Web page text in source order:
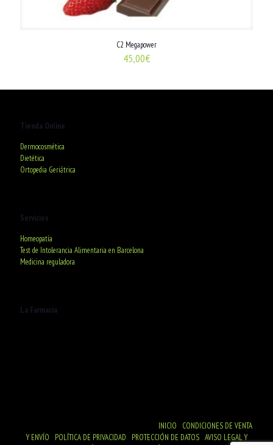
C2 Megapower
45,00€
Tienda Online
Dermocosmética
Dietética
Ortopedia Geriátrica
Servicios
Homeopatía
Test de Intolerancia Alimentaria en Barcelona
Medicina reguladora
La Farmacia
INICIO
CONDICIONES DE VENTA
Y ENVÍO
POLÍTICA DE PRIVACIDAD PROTECCIÓN DE DATOS| AVISO LEGAL Y